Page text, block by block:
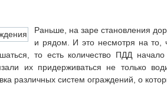
Раньше, на заре становления
и рядом. И это несмотря на то,
то есть количество ПДД начало
их придерживаться не только
различных систем ограждений, о